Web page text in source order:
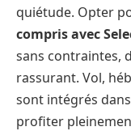
quiétude. Opter
compris avec
sans contraintes,
rassurant. Vol,
sont intégrés
profiter